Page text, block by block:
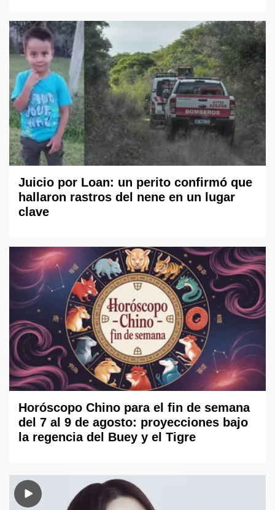
Juicio por Loan: un perito confirmó que
hallaron rastros del nene en un lugar
clave
Horóscopo Chino para el fin de semana
del 7 al 9 de agosto: proyecciones bajo
la regencia del Buey y el Tigre